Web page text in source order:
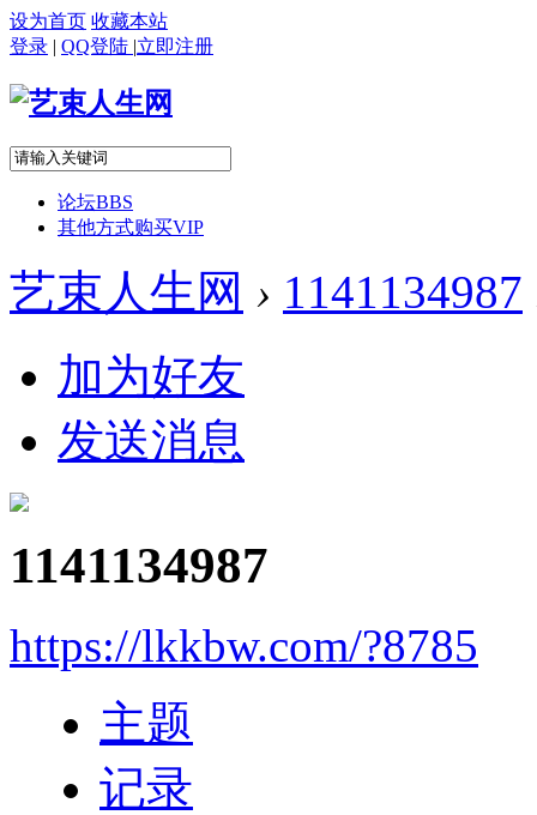
设为首页 收藏本站
登录 | QQ登陆 |立即注册
论坛BBS
其他方式购买VIP
艺束人生网 › 1141134987
加为好友
发送消息
1141134987
https://lkkbw.com/?8785
主题
记录